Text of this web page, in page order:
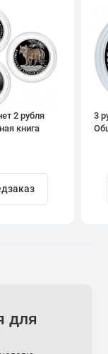
2 рубля
книга
3
для